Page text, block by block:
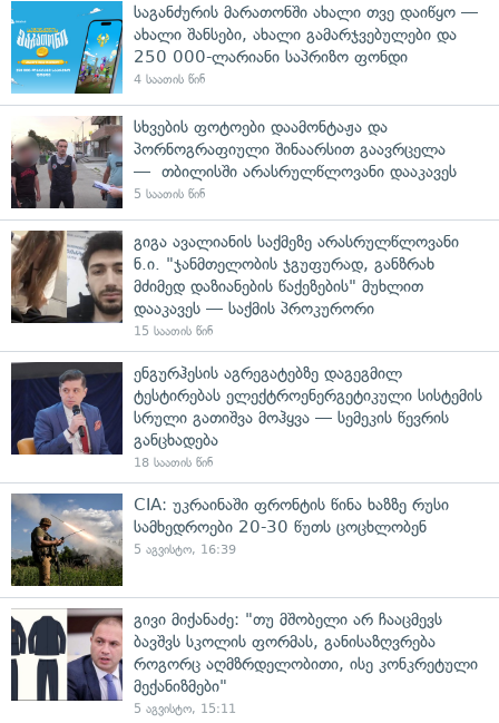
საგანძურის მარათონში ახალი თვე დაიწყო —
ახალი შანსები, ახალი გამარჯვებულები და
250 000-ლარიანი საპრიზო ფონდი
4 საათის წინ
სხვების ფოტოები დაამონტაჟა და
პორნოგრაფიული შინაარსით გაავრცელა
— თბილისში არასრულწლოვანი დააკავეს
5 საათის წინ
გიგა ავალიანის საქმეზე არასრულწლოვანი
ნ.ი. "ჯანმთელობის ჯგუფურად, განზრახ
მძიმედ დაზიანების წაქეზების" მუხლით
დააკავეს — საქმის პროკურორი
15 საათის წინ
ენგურჰესის აგრეგატებზე დაგეგმილ
ტესტირებას ელექტროენერგეტიკული სისტემის
სრული გათიშვა მოჰყვა — სემეკის წევრის
განცხადება
18 საათის წინ
CIA: უკრაინაში ფრონტის წინა ხაზზე რუსი
სამხედროები 20-30 წუთს ცოცხლობენ
5 აგვისტო, 16:39
გივი მიქანაძე: "თუ მშობელი არ ჩააცმევს
ბავშვს სკოლის ფორმას, განისაზღვრება
როგორც აღმზრდელობითი, ისე კონკრეტული
მექანიზმები"
5 აგვისტო, 15:11